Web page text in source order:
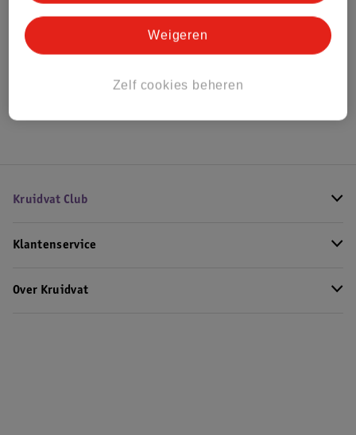
Bekijk ook
Kruidvat Club
Klantenservice
Over Kruidvat
Zelf cookies beheren
Weigeren